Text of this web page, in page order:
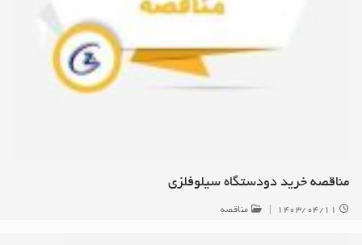
مناقصه خرید دودستگاه سیلوفلزی
۱۴۰۳/۰۴/۱۱ مناقصه